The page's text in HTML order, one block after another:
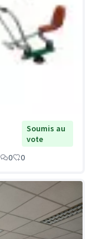
Soumis au
vote
0 0